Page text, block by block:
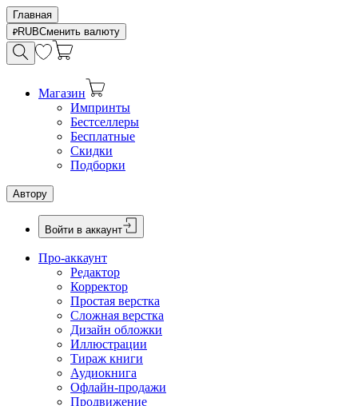
Главная
RUBСменить валюту
Магазин
Импринты
Бестселлеры
Бесплатные
Скидки
Подборки
Автору
Войти в аккаунт
Про-аккаунт
Редактор
Корректор
Простая верстка
Сложная верстка
Дизайн обложки
Иллюстрации
Тираж книги
Аудиокнига
Офлайн-продажи
Продвижение